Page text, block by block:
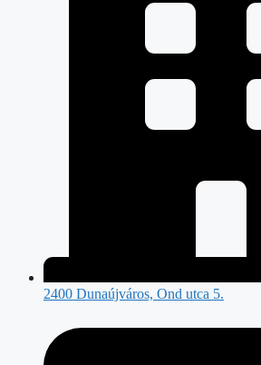
2400 Dunaújváros, Ond utca 5.